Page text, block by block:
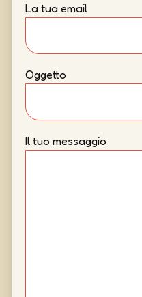
La tua email
Oggetto
Il tuo messaggio